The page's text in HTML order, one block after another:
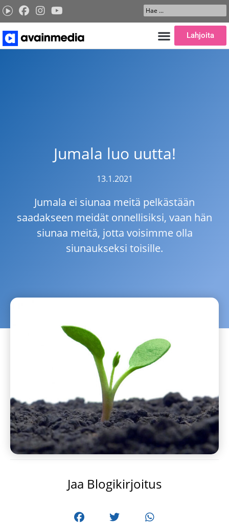
Siirry
sisältöön
Search
...
Lahjoita
Jumala luo uutta!
13.1.2021
Jumala ei siunaa meitä pelkästään
saadakseen meidät onnellisiksi, vaan hän
siunaa meitä, jotta voisimme olla
siunaukseksi toisille.
Jaa Blogikirjoitus